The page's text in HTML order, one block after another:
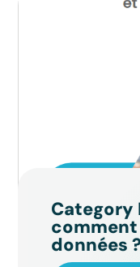
Category
données ?